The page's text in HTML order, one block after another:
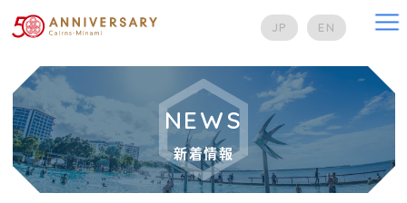
JP EN
NEWS
新着情報